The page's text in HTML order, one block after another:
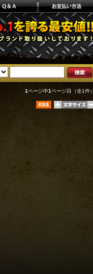
1ページ中1ページ目（全1件）